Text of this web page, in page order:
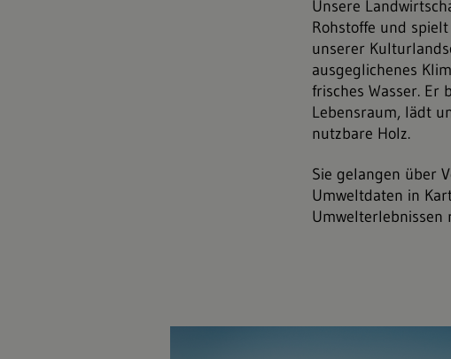
Unsere
Rohstoffe und
unserer
ausgeglichenes
frisches Wasser. Er
Lebensraum, lädt
nutzbare Holz.
Sie gelangen über
Umweltdaten in
Umwelterlebnissen